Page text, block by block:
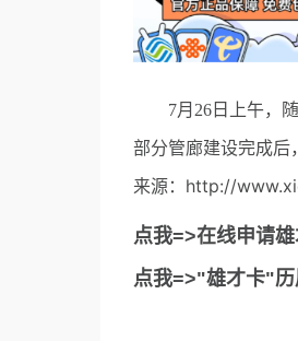
7月26日上午，随
部分管廊建设完成后
来源：http://
点我=>在线申请
点我=>"雄才卡"